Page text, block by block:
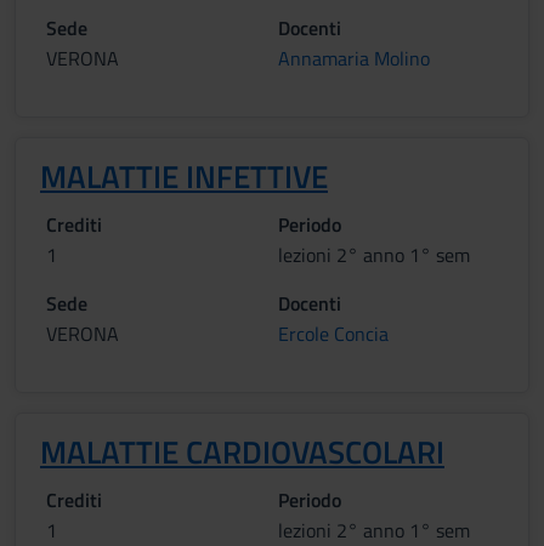
Sede
VERONA
Docenti
Annamaria Molino
MALATTIE INFETTIVE
Crediti
1
Periodo
lezioni 2° anno 1° sem
Sede
VERONA
Docenti
Ercole Concia
MALATTIE CARDIOVASCOLARI
Crediti
1
Periodo
lezioni 2° anno 1° sem